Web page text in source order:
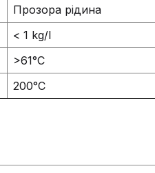
Прозора рідина
< 1 kg/l
>61°C
200°C